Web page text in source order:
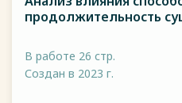
продолжительность
В работе 26 стр.
Создан в 2023 г.